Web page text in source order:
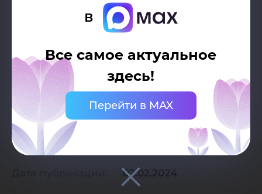
в
Все самое актуальное
здесь!
Перейти в MAX
02.02.2024